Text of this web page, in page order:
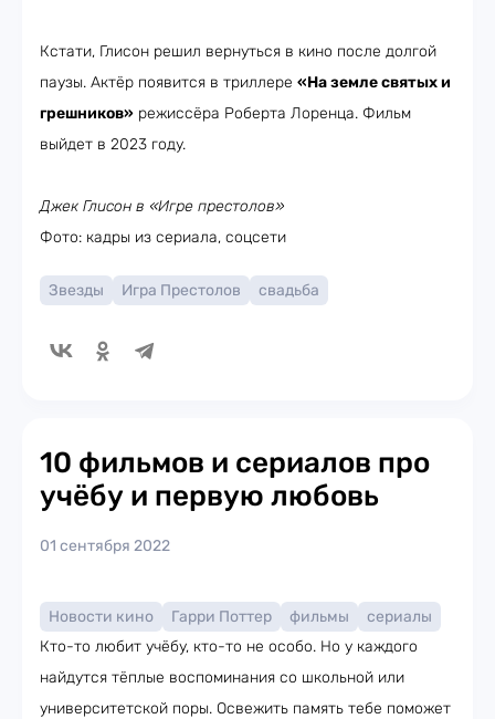
Кстати, Глисон решил вернуться в кино после долгой
паузы. Актёр появится в триллере «На земле святых и
грешников» режиссёра Роберта Лоренца. Фильм
выйдет в 2023 году.
Джек Глисон в «Игре престолов»
Фото: кадры из сериала, соцсети
Звезды Игра Престолов свадьба
10 фильмов и сериалов про
учёбу и первую любовь
01 сентября 2022
Новости кино Гарри Поттер фильмы
сериалы
Кто-то любит учёбу, кто-то не особо. Но у каждого
найдутся тёплые воспоминания со школьной или
университетской поры. Освежить память тебе поможет